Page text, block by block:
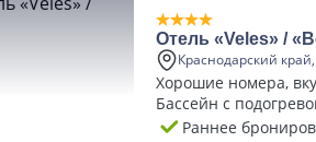
Отель «Veles» /
Краснодарский
Хорошие номера,
Бассейн с
Раннее